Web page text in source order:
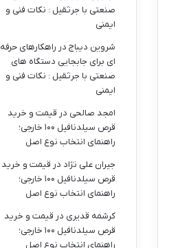
صنعتی با جرثقیل : نکات فنی و
ایمنی
شروین دیباجدر راهکارهای حرفه
ای برای جابجایی دستگاه های
صنعتی با جرثقیل : نکات فنی و
ایمنی
امجد صالحی در قیمت و خرید
قرص سیلدنافیل ۱۰۰ خارجی؛
راهنمای انتخاب نوع اصل
جیران علی نژاد در قیمت و خرید
قرص سیلدنافیل ۱۰۰ خارجی؛
راهنمای انتخاب نوع اصل
کرشمه قدیری در قیمت و خرید
قرص سیلدنافیل ۱۰۰ خارجی؛
راهنمای انتخاب نوع اصل